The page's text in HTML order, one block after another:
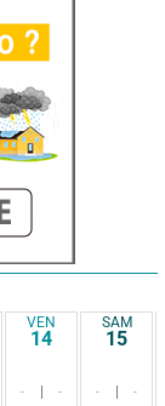
VEN
14
- -
SAM
15
- -